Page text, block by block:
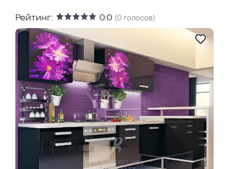
Рейтинг: 0.0 (0 голосов)